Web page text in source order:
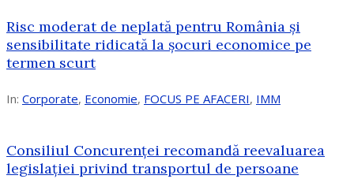
Risc moderat de neplată pentru România și
sensibilitate ridicată la șocuri economice pe
termen scurt
In: Corporate, Economie, FOCUS PE AFACERI, IMM
Consiliul Concurenței recomandă reevaluarea
legislației privind transportul de persoane